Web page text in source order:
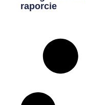
raporcie